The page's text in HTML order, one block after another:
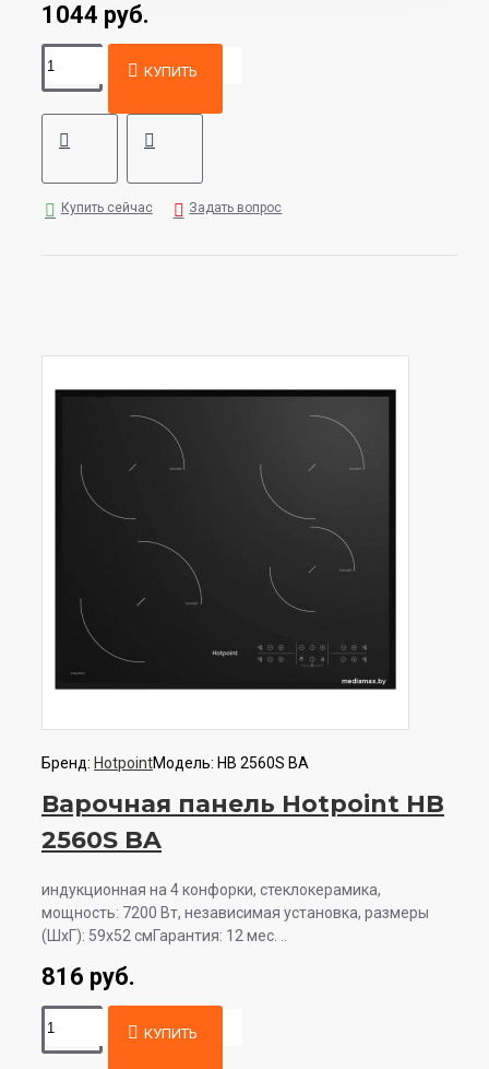
1044 руб.
КУПИТЬ
Купить сейчас Задать вопрос
Бренд: HotpointМодель: HB 2560S BA
Варочная панель Hotpoint HB
2560S BA
индукционная на 4 конфорки, cтеклокерамика,
мощность: 7200 Вт, независимая установка, размеры
(ШхГ): 59x52 смГарантия: 12 мес. ..
816 руб.
КУПИТЬ